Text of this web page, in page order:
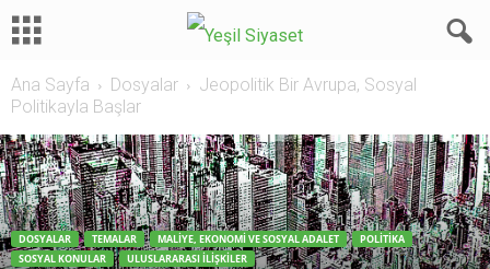
Ana Sayfa Dosyalar
Jeopolitik Bir Avrupa, Sosyal
Politikayla Başlar
DOSYALAR TEMALAR MALIYE, EKONOMI VE SOSYAL ADALET
POLITIKA
SOSYAL KONULAR
ULUSLARARASI İLIŞKILER